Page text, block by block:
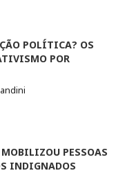
POLÍTICA? OS
POR
PESSOAS
INDIGNADOS